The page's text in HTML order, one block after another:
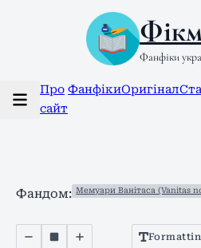
Фанфіки
Про
сайт
ФанфікиОригінал
Фандом: Мемуари Ванітаса (Vanitas